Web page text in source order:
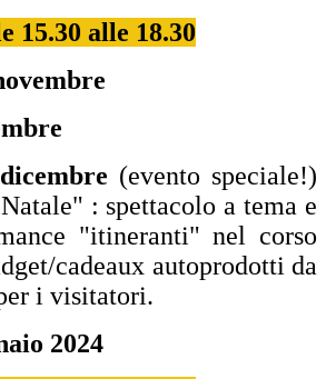
15.30 alle 18.30
(evento speciale!)
: spettacolo a tema e
"itineranti" nel corso
cadeaux autoprodotti da
i visitatori.
2024